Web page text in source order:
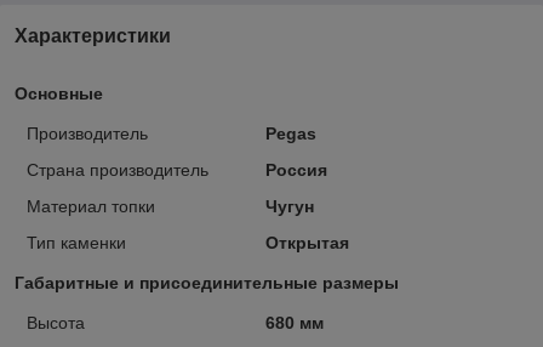
Характеристики
Основные
Производитель
Pegas
Страна производитель
Россия
Материал топки
Чугун
Тип каменки
Открытая
Габаритные и присоединительные размеры
Высота
680 мм